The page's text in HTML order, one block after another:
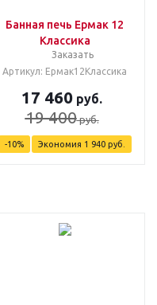
Банная печь Ермак 12
Классика
Заказать
Артикул: Ермак12Классика
17 460 руб.
19 400руб.
-10% Экономия 1 940руб.